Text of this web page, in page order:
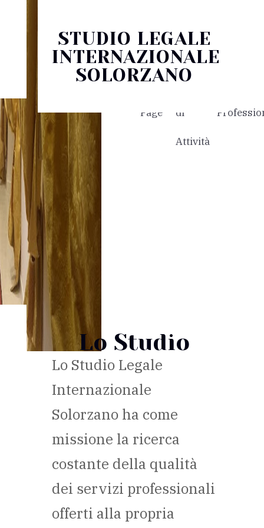
STUDIO LEGALE
INTERNAZIONALE
SOLORZANO
Home
Page
Settori
di
Attività
Lo Studio
Lo Studio Legale
Internazionale
Solorzano ha come
missione la ricerca
costante della qualità
dei servizi professionali
offerti alla propria